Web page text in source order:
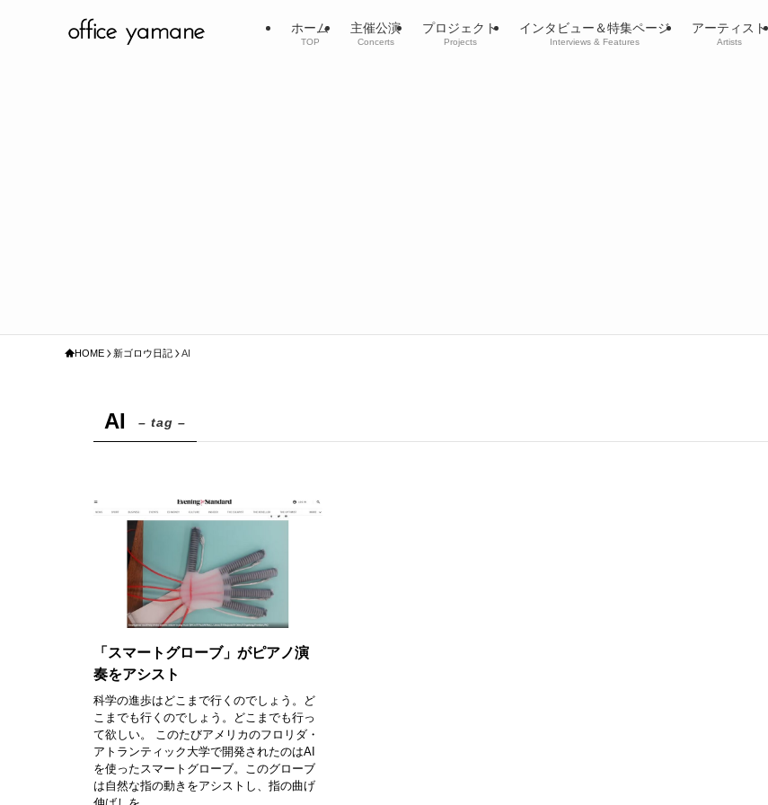
ホーム
TOP
主催公演
Concerts
プロジェクト
Projects
インタビュー＆特集ページ
Interviews & Features
アーティスト
Artists
HOME 新ゴロウ日記 AI
AI – tag –
「スマートグローブ」がピアノ演
奏をアシスト
科学の進歩はどこまで行くのでしょう。ど
こまでも行くのでしょう。どこまでも行っ
て欲しい。 このたびアメリカのフロリダ・
アトランティック大学で開発されたのはAI
を使ったスマートグローブ。このグローブ
は自然な指の動きをアシストし、指の曲げ